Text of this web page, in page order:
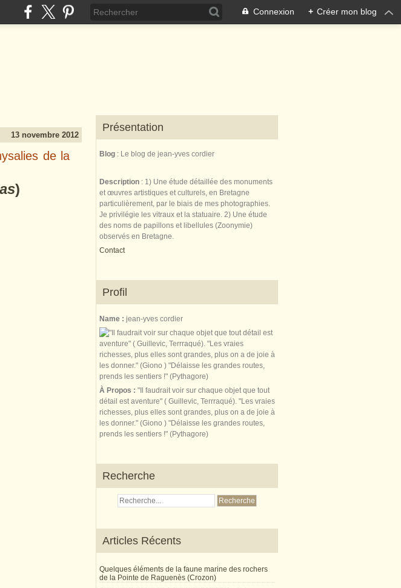
Connexion + Créer mon blog
13 novembre 2012
de la
)
Présentation
Blog : Le blog de jean-yves cordier
Description : 1) Une étude détaillée des monuments
et œuvres artistiques et culturels, en Bretagne
particulièrement, par le biais de mes photographies.
Je privilégie les vitraux et la statuaire. 2) Une étude
des noms de papillons et libellules (Zoonymie)
observés en Bretagne.
Contact
Profil
Name : jean-yves cordier
À Propos : "Il faudrait voir sur chaque objet que tout
détail est aventure" ( Guillevic, Terrraqué). "Les vraies
richesses, plus elles sont grandes, plus on a de joie à
les donner." (Giono ) "Délaisse les grandes routes,
prends les sentiers !" (Pythagore)
Recherche
Articles Récents
Quelques éléments de la faune marine des rochers
de la Pointe de Raguenès (Crozon)